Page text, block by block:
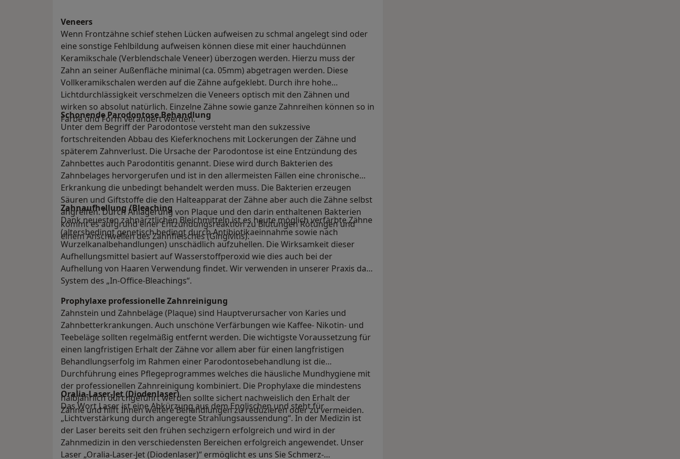
Veneers
Wenn Frontzähne schief stehen Lücken aufweisen zu schmal angelegt sind oder
eine sonstige Fehlbildung aufweisen können diese mit einer hauchdünnen
Keramikschale (Verblendschale Veneer) überzogen werden. Hierzu muss der
Zahn an seiner Außenfläche minimal (ca. 05mm) abgetragen werden. Diese
Vollkeramikschalen werden auf die Zähne aufgeklebt. Durch ihre hohe
Lichtdurchlässigkeit verschmelzen die Veneers optisch mit den Zähnen und
wirken so absolut natürlich. Einzelne Zähne sowie ganze Zahnreihen können so in
Farbe und Form verändert werden.
Schonende Parodontose Behandlung
Unter dem Begriff der Parodontose versteht man den sukzessive
fortschreitenden Abbau des Kieferknochens mit Lockerungen der Zähne und
späterem Zahnverlust. Die Ursache der Parodontose ist eine Entzündung des
Zahnbettes auch Parodontitis genannt. Diese wird durch Bakterien des
Zahnbelages hervorgerufen und ist in den allermeisten Fällen eine chronische
Erkrankung die unbedingt behandelt werden muss. Die Bakterien erzeugen
Säuren und Giftstoffe die den Halteapparat der Zähne aber auch die Zähne selbst
angreifen. Durch Anlagerung von Plaque und den darin enthaltenen Bakterien
kommt es aufgrund einer Entzündungsreaktion zu Blutungen Rötungen und
einem Anschwellen des Zahnfleisches (Gingivitis).
Zahnaufhellung /Bleaching
Dank neuesten zahnärztlichen Bleichmitteln ist es heute möglich verfärbte Zähne
(altersbedingt genetisch bedingt durch Antibiotikaeinnahme sowie nach
Wurzelkanalbehandlungen) unschädlich aufzuhellen. Die Wirksamkeit dieser
Aufhellungsmittel basiert auf Wasserstoffperoxid wie dies auch bei der
Aufhellung von Haaren Verwendung findet. Wir verwenden in unserer Praxis das
System des „In-Office-Bleachings“.
Prophylaxe professionelle Zahnreinigung
Zahnstein und Zahnbeläge (Plaque) sind Hauptverursacher von Karies und
Zahnbetterkrankungen. Auch unschöne Verfärbungen wie Kaffee- Nikotin- und
Teebeläge sollten regelmäßig entfernt werden. Die wichtigste Voraussetzung für
einen langfristigen Erhalt der Zähne vor allem aber für einen langfristigen
Behandlungserfolg im Rahmen einer Parodontosebehandlung ist die
Durchführung eines Pflegeprogrammes welches die häusliche Mundhygiene mit
der professionellen Zahnreinigung kombiniert. Die Prophylaxe die mindestens
halbjährlich durchgeführt werden sollte sichert nachweislich den Erhalt der
Zähne und hilft Ihnen weitere Behandlungen zu reduzieren oder zu vermeiden.
Oralia-Laser-Jet (Diodenlaser)
Das Wort Laser ist eine Abkürzung aus dem Englischen und steht für
„Lichtverstärkung durch angeregte Strahlungsaussendung“. In der Medizin ist
der Laser bereits seit den frühen sechzigern erfolgreich und wird in der
Zahnmedizin in den verschiedensten Bereichen erfolgreich angewendet. Unser
Laser „Oralia-Laser-Jet (Diodenlaser)“ ermöglicht es uns Sie Schmerz-